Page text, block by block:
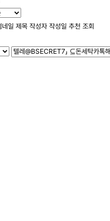
네일 제목 작성자 작성일 추천 조회